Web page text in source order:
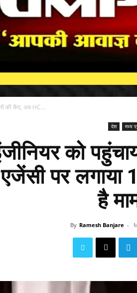
की कैद, अब HC...
देश मध्य
को
पर लगाया
है
By Ramesh Banjare -